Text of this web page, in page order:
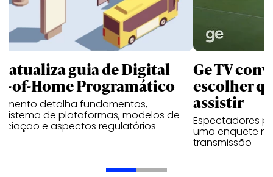
atualiza guia de Digital
of-Home Programático
detalha fundamentos,
de plataformas, modelos de
e aspectos regulatórios
Ge TV
escolher
assistir
Espectadores
uma enquete
transmissão